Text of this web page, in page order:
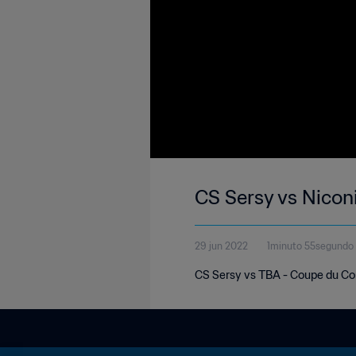
CS Sersy vs
29 jun 2022 1minuto 55segundo
CS Sersy vs TBA - Coupe du